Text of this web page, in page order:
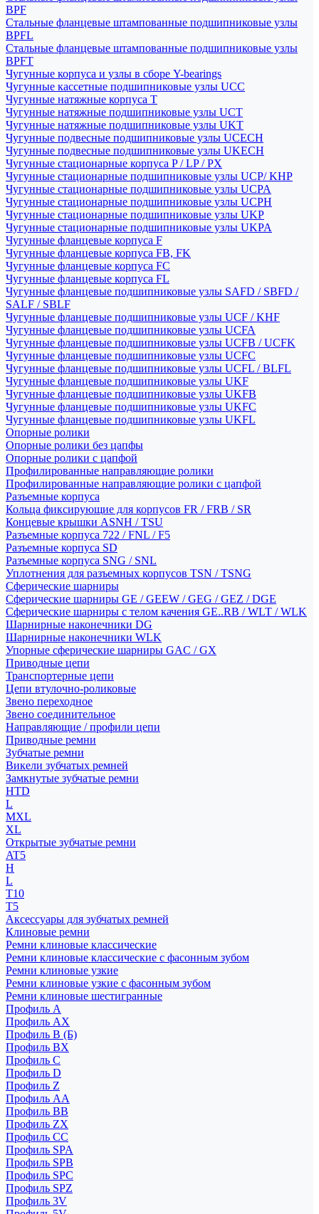
BPF
Стальные фланцевые штампованные подшипниковые узлы
BPFL
Стальные фланцевые штампованные подшипниковые узлы
BPFT
Чугунные корпуса и узлы в сборе Y-bearings
Чугунные кассетные подшипниковые узлы UCC
Чугунные натяжные корпуса T
Чугунные натяжные подшипниковые узлы UCT
Чугунные натяжные подшипниковые узлы UKT
Чугунные подвесные подшипниковые узлы UCECH
Чугунные подвесные подшипниковые узлы UKECH
Чугунные стационарные корпуса P / LP / PX
Чугунные стационарные подшипниковые узлы UCP/ KHP
Чугунные стационарные подшипниковые узлы UCPA
Чугунные стационарные подшипниковые узлы UCPH
Чугунные стационарные подшипниковые узлы UKP
Чугунные стационарные подшипниковые узлы UKPA
Чугунные фланцевые корпуса F
Чугунные фланцевые корпуса FB, FK
Чугунные фланцевые корпуса FC
Чугунные фланцевые корпуса FL
Чугунные фланцевые подшипниковые узлы SAFD / SBFD /
SALF / SBLF
Чугунные фланцевые подшипниковые узлы UCF / KHF
Чугунные фланцевые подшипниковые узлы UCFA
Чугунные фланцевые подшипниковые узлы UCFB / UCFK
Чугунные фланцевые подшипниковые узлы UCFC
Чугунные фланцевые подшипниковые узлы UCFL / BLFL
Чугунные фланцевые подшипниковые узлы UKF
Чугунные фланцевые подшипниковые узлы UKFB
Чугунные фланцевые подшипниковые узлы UKFC
Чугунные фланцевые подшипниковые узлы UKFL
Опорные ролики
Опорные ролики без цапфы
Опорные ролики с цапфой
Профилированные направляющие ролики
Профилированные направляющие ролики с цапфой
Разъемные корпуса
Кольца фиксирующие для корпусов FR / FRB / SR
Концевые крышки ASNH / TSU
Разъемные корпуса 722 / FNL / F5
Разъемные корпуса SD
Разъемные корпуса SNG / SNL
Уплотнения для разъемных корпусов TSN / TSNG
Сферические шарниры
Сферические шарниры GE / GEEW / GEG / GEZ / DGE
Сферические шарниры с телом качения GE..RB / WLT / WLK
Шарнирные наконечники DG
Шарнирные наконечники WLK
Упорные сферические шарниры GAC / GX
Приводные цепи
Транспортерные цепи
Цепи втулочно-роликовые
Звено переходное
Звено соединительное
Направляющие / профили цепи
Приводные ремни
Зубчатые ремни
Викели зубчатых ремней
Замкнутые зубчатые ремни
HTD
L
MXL
XL
Открытые зубчатые ремни
AT5
H
L
T10
T5
Аксессуары для зубчатых ремней
Клиновые ремни
Ремни клиновые классические
Ремни клиновые классические с фасонным зубом
Ремни клиновые узкие
Ремни клиновые узкие с фасонным зубом
Ремни клиновые шестигранные
Профиль A
Профиль AX
Профиль B (Б)
Профиль BX
Профиль C
Профиль D
Профиль Z
Профиль АА
Профиль BB
Профиль ZX
Профиль CC
Профиль SPA
Профиль SPB
Профиль SPC
Профиль SPZ
Профиль 3V